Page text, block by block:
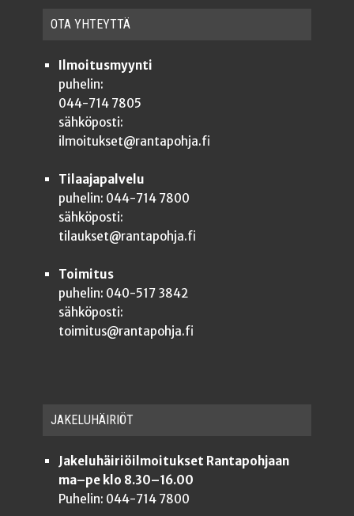
OTA YHTEYT­TÄ
Ilmoitusmyynti
puhelin:
044-714 7805
sähköposti:
ilmoitukset@rantapohja.fi
Tilaajapalvelu
puhelin: 044-714 7800
sähköposti:
tilaukset@rantapohja.fi
Toimitus
puhelin: 040-517 3842
sähköposti:
toimitus@rantapohja.fi
JAKE­LU­HÄI­RIÖT
Jakeluhäiriöilmoitukset Rantapohjaan
ma–pe klo 8.30–16.00
Puhelin: 044-714 7800